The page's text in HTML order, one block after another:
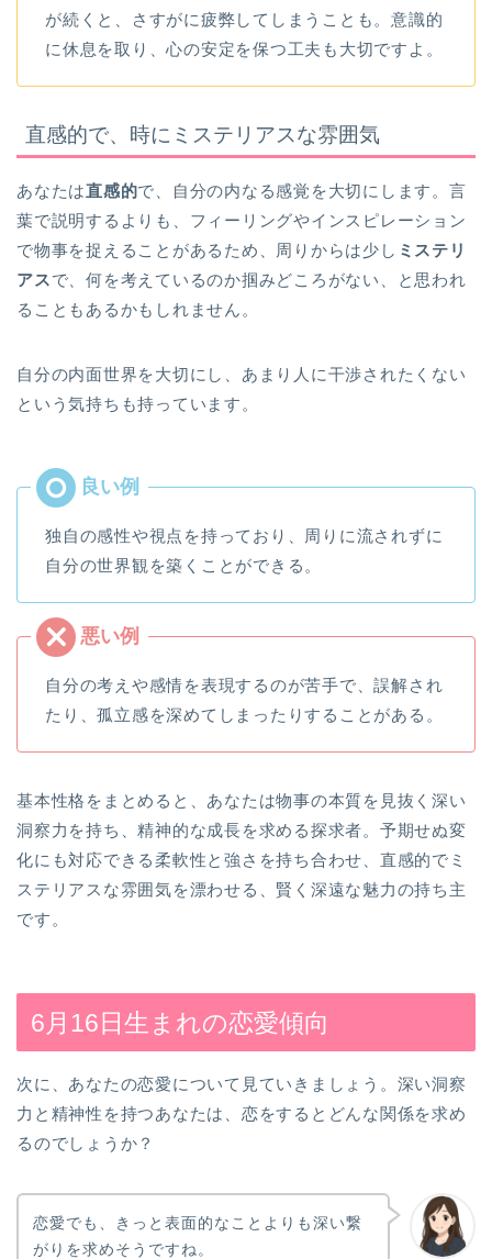
が続くと、さすがに疲弊してしまうことも。意識的
に休息を取り、心の安定を保つ工夫も大切ですよ。
直感的で、時にミステリアスな雰囲気
あなたは直感的で、自分の内なる感覚を大切にします。言
葉で説明するよりも、フィーリングやインスピレーション
で物事を捉えることがあるため、周りからは少し ミステリ
アスで、何を考えているのか掴みどころがない、と思われ
ることもあるかもしれません。
自分の内面世界を大切にし、あまり人に干渉されたくない
という気持ちも持っています。
独自の感性や視点を持っており、周りに流されずに
自分の世界観を築くことができる。
自分の考えや感情を表現するのが苦手で、誤解され
たり、孤立感を深めてしまったりすることがある。
基本性格をまとめると、あなたは物事の本質を見抜く深い
洞察力を持ち、精神的な成長を求める探求者。予期せぬ変
化にも対応できる柔軟性と強さを持ち合わせ、直感的でミ
ステリアスな雰囲気を漂わせる、賢く深遠な魅力の持ち主
です。
6月16日生まれの恋愛傾向
次に、あなたの恋愛について見ていきましょう。深い洞察
力と精神性を持つあなたは、恋をするとどんな関係を求め
るのでしょうか？
恋愛でも、きっと表面的なことよりも深い繋
がりを求めそうですね。